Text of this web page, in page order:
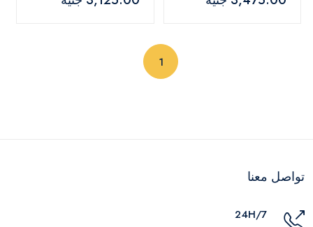
8414050
1
تواصل معنا
24H/7